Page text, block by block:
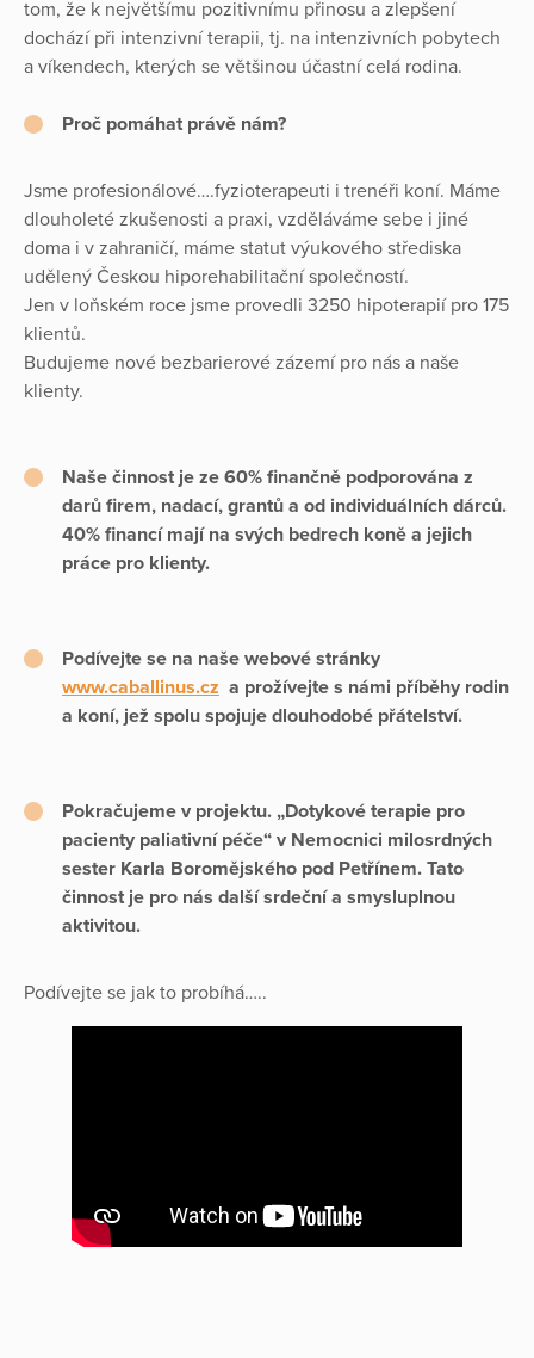
tom, že k největšímu pozitivnímu přinosu a zlepšení
dochází při intenzivní terapii, tj. na intenzivních pobytech
a víkendech, kterých se většinou účastní celá rodina.
Proč pomáhat právě nám?
Jsme profesionálové….fyzioterapeuti i trenéři koní. Máme
dlouholeté zkušenosti a praxi, vzděláváme sebe i jiné
doma i v zahraničí, máme statut výukového střediska
udělený Českou hiporehabilitační společností.
Jen v loňském roce jsme provedli 3250 hipoterapií pro 175
klientů.
Budujeme nové bezbarierové zázemí pro nás a naše
klienty.
Naše činnost je ze 60% finančně podporována z
darů firem, nadací, grantů a od individuálních dárců.
40% financí mají na svých bedrech koně a jejich
práce pro klienty.
Podívejte se na naše webové stránky
www.caballinus.cz a prožívejte s námi příběhy rodin
a koní, jež spolu spojuje dlouhodobé přátelství.
Pokračujeme v projektu. „Dotykové terapie pro
pacienty paliativní péče“ v Nemocnici milosrdných
sester Karla Boromějského pod Petřínem. Tato
činnost je pro nás další srdeční a smysluplnou
aktivitou.
Podívejte se jak to probíhá…..